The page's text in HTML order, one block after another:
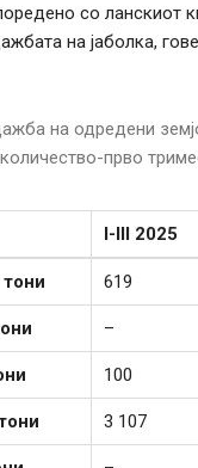
со ланскиот
на јаболка,
на одредени
прво
I-III 2025
619
–
100
3 107